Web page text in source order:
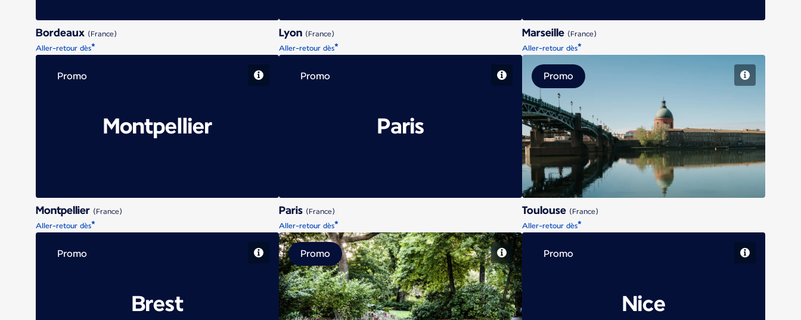
Bordeaux (France)
Aller-retour dès*
Lyon (France)
Aller-retour dès*
Marseille (France)
Aller-retour dès*
Montpellier
Promo
Montpellier (France)
Aller-retour dès*
Paris
Promo
Paris (France)
Aller-retour dès*
Toulouse
Promo
Toulouse (France)
Aller-retour dès*
Brest
Promo
Nantes
Promo
Nice
Promo